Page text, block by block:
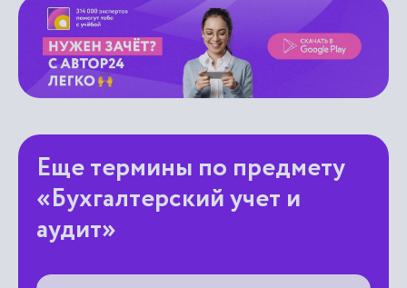
Еще термины по предмету
«Бухгалтерский учет и
аудит»